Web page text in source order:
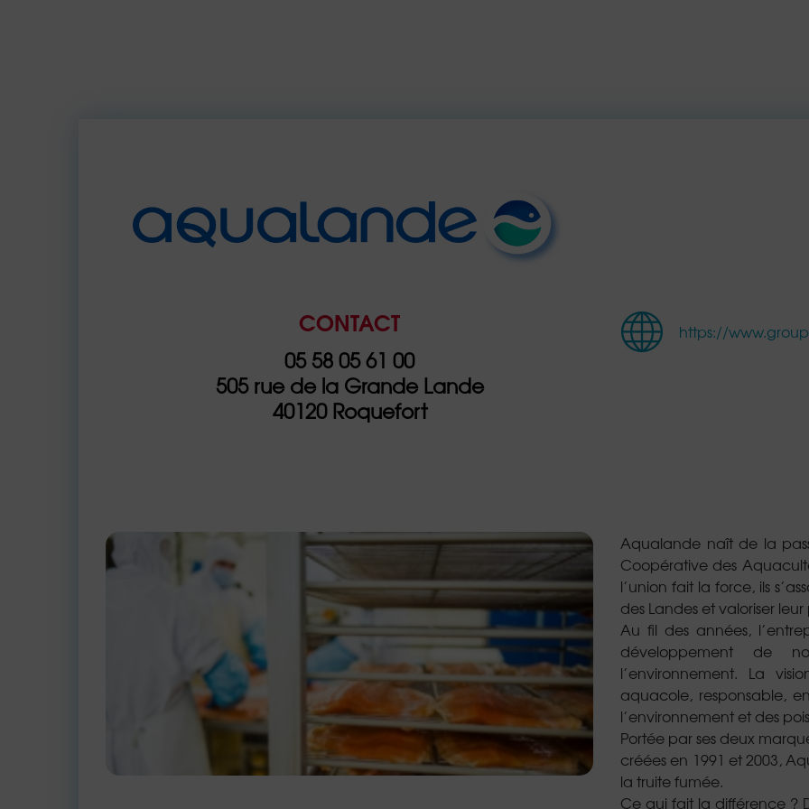
CONTACT
05 58 05 61 00
505 rue de la Grande Lande
40120 Roquefort
https://
Aqualande naît de la
Coopérative des
l’union fait la force, ils
des Landes et valoriser
Au fil des années,
développement de
l’environnement. La
aquacole, responsable,
l’environnement et des
Portée par ses deux
créées en 1991 et 2003,
la truite fumée.
Ce qui fait la différence ?